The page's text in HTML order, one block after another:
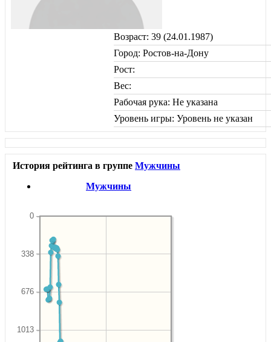
Возраст: 39 (24.01.1987)
Город: Ростов-на-Дону
Рост:
Вес:
Рабочая рука: Не указана
Уровень игры: Уровень не указан
История рейтинга в группе Мужчины
Мужчины
1013
676
338
0